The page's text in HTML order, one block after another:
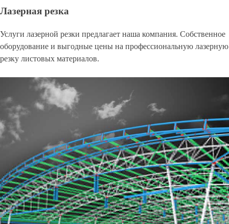
Лазерная резка
Услуги лазерной резки предлагает наша компания. Собственное
оборудование и выгодные цены на профессиональную лазерную
резку листовых материалов.